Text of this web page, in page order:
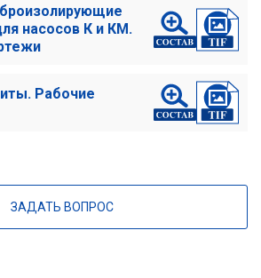
насосов К и КМ.
Рабочие
ЗАДАТЬ ВОПРОС